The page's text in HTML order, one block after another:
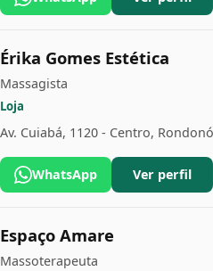
Érika Gomes Estética
Massagista
Loja
Av. Cuiabá, 1120 - Centro,
WhatsApp Ver perfil
Espaço Amare
Massoterapeuta